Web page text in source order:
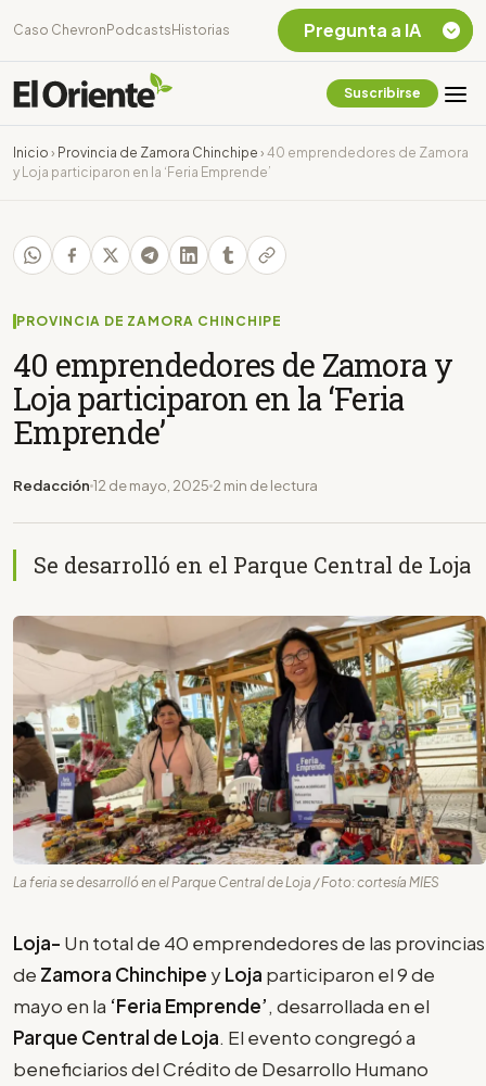
Caso Chevron Podcasts Historias
Suscribirse
Inicio › Provincia de Zamora Chinchipe › 40 emprendedores de Zamora
y Loja participaron en la ‘Feria Emprende’
PROVINCIA DE ZAMORA CHINCHIPE
40 emprendedores de Zamora y
Loja participaron en la ‘Feria
Emprende’
Redacción 12 de mayo, 2025 2 min de lectura
Se desarrolló en el Parque Central de Loja
La feria se desarrolló en el Parque Central de Loja / Foto: cortesía MIES
Loja- Un total de 40 emprendedores de las provincias
de Zamora Chinchipe yLoja participaron el 9 de
mayo en la ‘Feria Emprende’, desarrollada en el
Parque Central de Loja. El evento congregó a
beneficiarios del Crédito de Desarrollo Humano
Pregunta a IA
Chevron Ecuador